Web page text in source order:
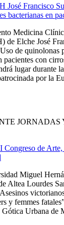
José Francisco
bacterianas en
Medicina
de Elche José
de quinolonas
pacientes con
lugar durante
por la
JORNADAS
de
Miguel
Altea Lourdes
y femmes
Urbana de